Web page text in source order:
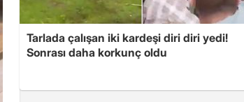
Tarlada çalışan iki kardeşi diri diri yedi!
Sonrası daha korkunç oldu